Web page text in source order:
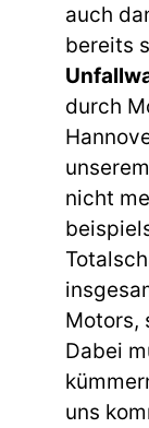
auch
bereits
durch
nicht
Motors,
Dabei
uns